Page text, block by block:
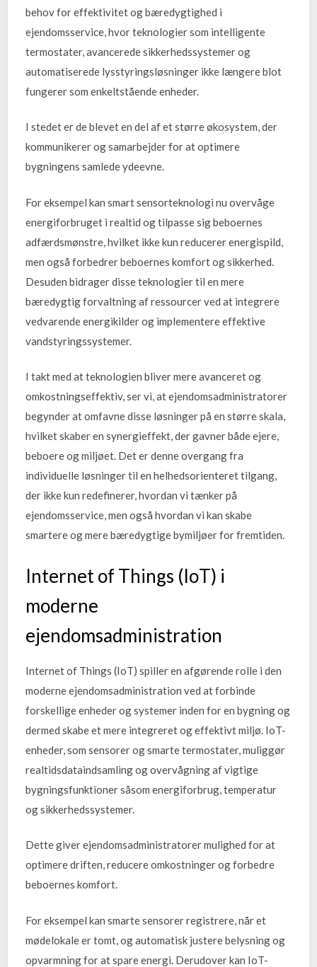
behov for effektivitet og bæredygtighed i
ejendomsservice, hvor teknologier som intelligente
termostater, avancerede sikkerhedssystemer og
automatiserede lysstyringsløsninger ikke længere blot
fungerer som enkeltstående enheder.
I stedet er de blevet en del af et større økosystem, der
kommunikerer og samarbejder for at optimere
bygningens samlede ydeevne.
For eksempel kan smart sensorteknologi nu overvåge
energiforbruget i realtid og tilpasse sig beboernes
adfærdsmønstre, hvilket ikke kun reducerer energispild,
men også forbedrer beboernes komfort og sikkerhed.
Desuden bidrager disse teknologier til en mere
bæredygtig forvaltning af ressourcer ved at integrere
vedvarende energikilder og implementere effektive
vandstyringssystemer.
I takt med at teknologien bliver mere avanceret og
omkostningseffektiv, ser vi, at ejendomsadministratorer
begynder at omfavne disse løsninger på en større skala,
hvilket skaber en synergieffekt, der gavner både ejere,
beboere og miljøet. Det er denne overgang fra
individuelle løsninger til en helhedsorienteret tilgang,
der ikke kun redefinerer, hvordan vi tænker på
ejendomsservice, men også hvordan vi kan skabe
smartere og mere bæredygtige bymiljøer for fremtiden.
Internet of Things (IoT) i
moderne
ejendomsadministration
Internet of Things (IoT) spiller en afgørende rolle i den
moderne ejendomsadministration ved at forbinde
forskellige enheder og systemer inden for en bygning og
dermed skabe et mere integreret og effektivt miljø. IoT-
enheder, som sensorer og smarte termostater, muliggør
realtidsdataindsamling og overvågning af vigtige
bygningsfunktioner såsom energiforbrug, temperatur
og sikkerhedssystemer.
Dette giver ejendomsadministratorer mulighed for at
optimere driften, reducere omkostninger og forbedre
beboernes komfort.
For eksempel kan smarte sensorer registrere, når et
mødelokale er tomt, og automatisk justere belysning og
opvarmning for at spare energi. Derudover kan IoT-